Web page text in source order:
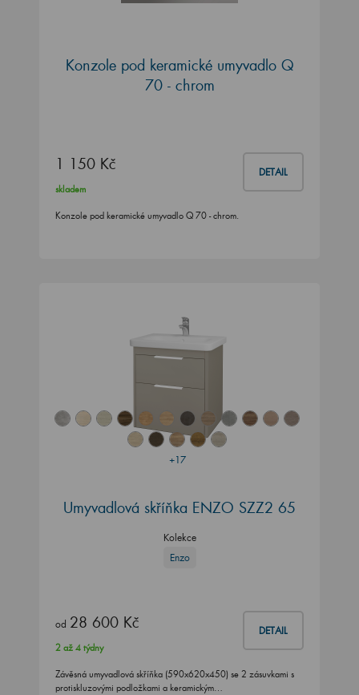
Konzole pod keramické umyvadlo Q
70 - chrom
1 150 Kč DETAIL
skladem
Konzole pod keramické umyvadlo Q 70 - chrom.
+17
Umyvadlová skříňka ENZO SZZ2 65
Kolekce
Enzo
od 28 600 Kč DETAIL
2 až 4 týdny
Závěsná umyvadlová skříňka (590x620x450) se 2 zásuvkami s
protiskluzovými podložkami a keramickým…